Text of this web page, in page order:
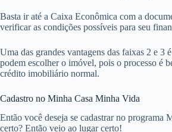
Basta ir até a Caixa Econômica com a
verificar as condições possíveis para seu
Uma das grandes vantagens das faixas 2 e 3
podem escolher o imóvel, pois o processo é
crédito imobiliário normal.
Cadastro no Minha Casa Minha Vida
Então você deseja se cadastrar no programa
certo? Então veio ao lugar certo!